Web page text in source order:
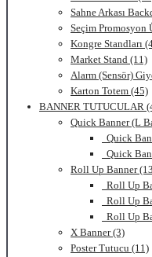
Sahne Arkası
Seçim Promosyon
Kongre Standları
Market Stand (11)
Alarm (Sensör)
Karton Totem (45)
BANNER TUTUCULAR
Quick Banner (L
Quick
Quick
Roll Up Banner
Roll Up
Roll Up
Roll Up
X Banner (3)
Poster Tutucu (11)